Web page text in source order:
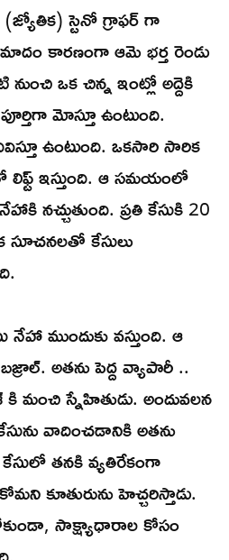
స్టెనో గ్రాఫర్ గా
కారణంగా ఆమె భర్త రెండు
ఒక చిన్న ఇంట్లో అద్దెకి
మోస్తూ ఉంటుంది.
ఉంటుంది. ఒకసారి సారిక
ఇస్తుంది. ఆ సమయంలో
ప్రతి కేసుకి 20
సూచనలతో కేసులు
ముందుకు వస్తుంది. ఆ
అతను పెద్ద వ్యాపారీ ..
మంచి స్నేహితుడు. అందువలన
వాదించడానికి అతను
తనకి వ్యతిరేకంగా
కూతురును హెచ్చరిస్తాడు.
సాక్ష్యాధారాల కోసం